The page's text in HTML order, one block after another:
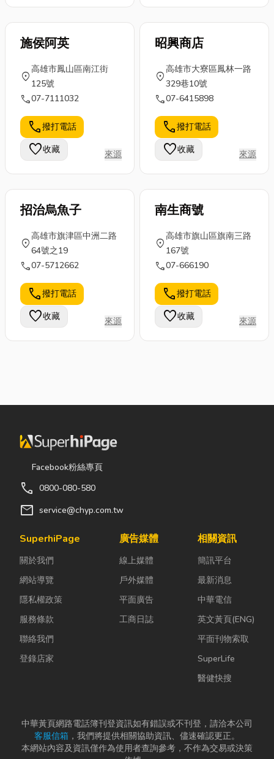
2610720 地
區自強一路199
施侯阿英
location_on
高雄市鳳山區南江街
125號
call07-7111032
call撥打電話
favorite收藏 來源
昭興商店
location_on
高雄市大寮區鳳林一路
329巷10號
call07-6415898
call撥打電話
favorite收藏 來源
招治烏魚子
location_on
高雄市旗津區中洲二路
64號之19
call07-5712662
call撥打電話
favorite收藏 來源
南生商號
location_on
高雄市旗山區旗南三路
167號
call07-666190
call撥打電話
favorite收藏 來源
Facebook粉絲專頁
call 0800-080-580
mail service@chyp.com.tw
SuperhiPage
關於我們
網站導覽
隱私權政策
服務條款
聯絡我們
登錄店家
廣告媒體
線上媒體
戶外媒體
平面廣告
工商日誌
相關資訊
簡訊平台
最新消息
中華電信
英文黃頁(ENG)
平面刊物索取
SuperLife
醫健快搜
中華黃頁網路電話簿刊登資訊如有錯誤或不刊登，請洽本公司
客服信箱 ，我們將提供相關協助資訊、儘速確認更正。
本網站內容及資訊僅作為使用者查詢參考，不作為交易或決策